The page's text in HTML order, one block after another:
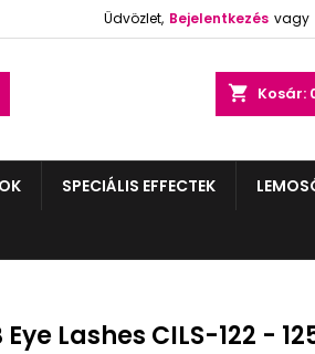
Üdvözlet, Bejelentkezés vagy
shopping_cart Kosár:
SPECIÁLIS EFFECTEK
Eye Lashes CILS-122 -